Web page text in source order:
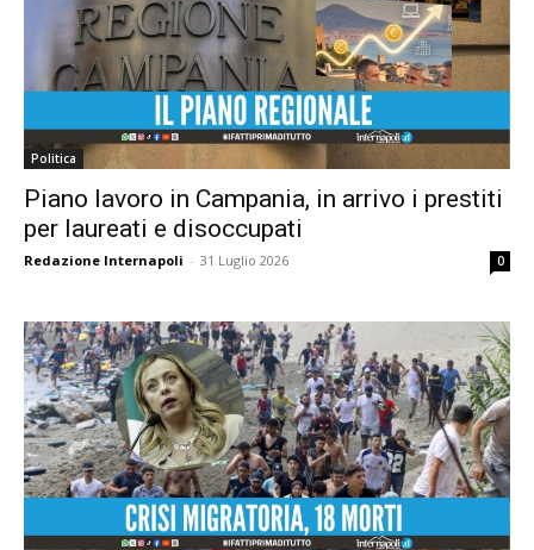
Politica
Piano lavoro in Campania, in arrivo i prestiti
per laureati e disoccupati
Redazione Internapoli - 31 Luglio 2026 0